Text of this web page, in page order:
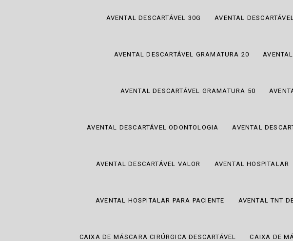
AVENTAL DESCARTÁVEL 30G AVENTAL
AVENTAL DESCARTÁVEL GRAMATURA 20
AVENTAL DESCARTÁVEL GRAMATURA 50
AVENTAL DESCARTÁVEL ODONTOLOGIA AVENTAL
AVENTAL DESCARTÁVEL VALOR AVENTAL HOSPITALAR
AVENTAL HOSPITALAR PARA PACIENTE AVENTAL TNT
CAIXA DE MÁSCARA CIRÚRGICA DESCARTÁVEL CAIXA DE